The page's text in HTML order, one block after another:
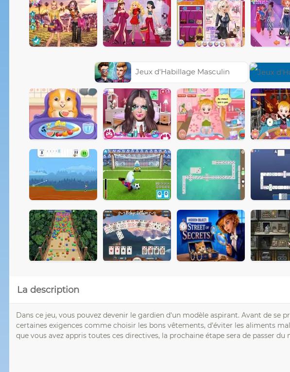
Jeux d'Habillage Masculin
La description
Dans ce jeu, vous pouvez devenir le gardien d'un modèle aspirant. Avant de se
certaines exigences comme choisir les bons vêtements, d'éviter les aliments
que vous avez appris toutes ces directives, la prochaine étape sera de passer du